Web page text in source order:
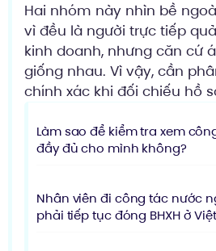
Hai nhóm này nhìn bề
vì đều là người trực tiếp
kinh doanh, nhưng căn cứ
giống nhau. Vì vậy, cần
chính xác khi đối chiếu hồ
Làm sao để kiểm tra xem
đầy đủ cho mình không?
Nhân viên đi công tác nước
phải tiếp tục đóng BHXH ở